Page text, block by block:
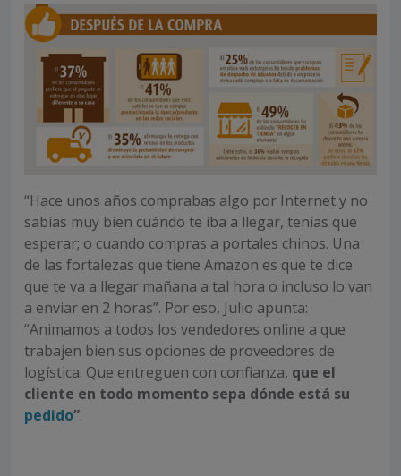
“Hace unos años comprabas algo por Internet y no
sabías muy bien cuándo te iba a llegar, tenías que
esperar; o cuando compras a portales chinos. Una
de las fortalezas que tiene Amazon es que te dice
que te va a llegar mañana a tal hora o incluso lo van
a enviar en 2 horas”. Por eso, Julio apunta:
“Animamos a todos los vendedores online a que
trabajen bien sus opciones de proveedores de
logística. Que entreguen con confianza, que el
cliente en todo momento sepa dónde está su
pedido”.